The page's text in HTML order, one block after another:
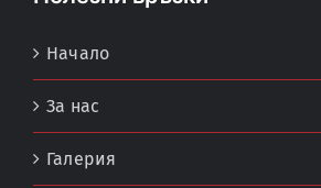
Начало
За нас
Галерия